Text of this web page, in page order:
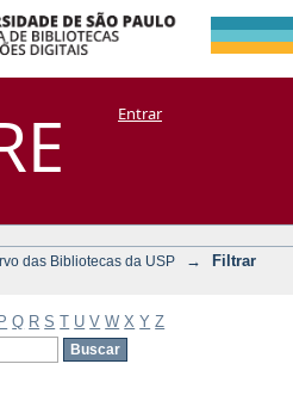
por:
+ CoriscoEntrar
das Bibliotecas da USP →
Filtrar
P Q R S T U V W X Y Z